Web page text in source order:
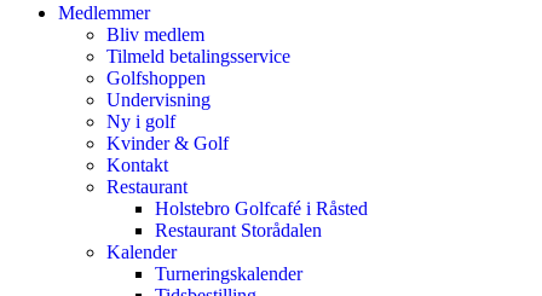
Medlemmer
Bliv medlem
Tilmeld betalingsservice
Golfshoppen
Undervisning
Ny i golf
Kvinder & Golf
Kontakt
Restaurant
Holstebro Golfcafé i Råsted
Restaurant Storådalen
Kalender
Turneringskalender